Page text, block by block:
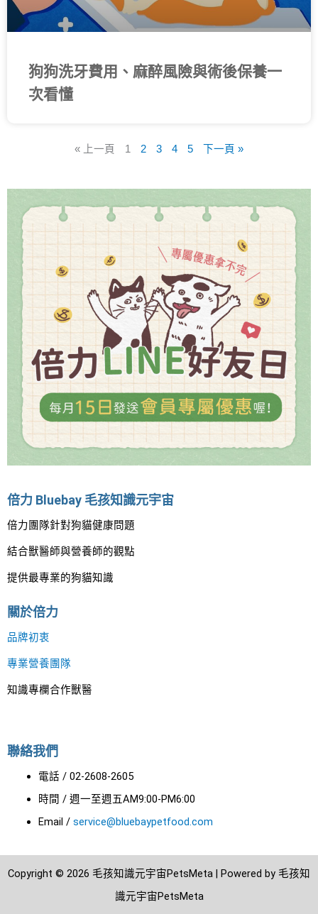
狗狗洗牙費用、麻醉風險與術後保養一
次看懂
« 上一頁 1 2 3 4 5 下一頁 »
倍力 Bluebay 毛孩知識元宇宙
倍力團隊針對狗貓健康問題
結合獸醫師與營養師的觀點
提供最專業的狗貓知識
關於倍力
品牌初衷
專業營養團隊
知識專欄合作獸醫
聯絡我們
電話 / 02-2608-2605
時間 / 週一至週五AM9:00-PM6:00
Email / service@bluebaypetfood.com
Copyright © 2026 毛孩知識元宇宙PetsMeta | Powered by 毛孩知
識元宇宙PetsMeta